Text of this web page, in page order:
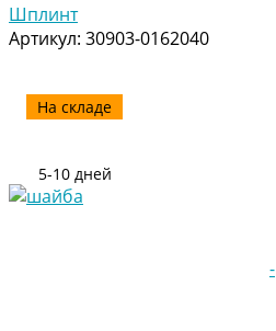
Шплинт
Артикул: 30903-0162040
На складе
5-10 дней
-